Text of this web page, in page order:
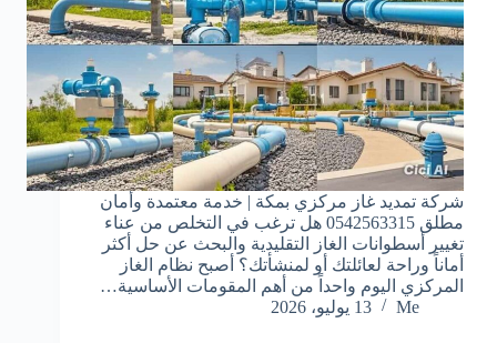
شركة تمديد غاز مركزي بمكة | خدمة معتمدة وأمان
مطلق 0542563315 هل ترغب في التخلص من عناء
تغيير أسطوانات الغاز التقليدية والبحث عن حل أكثر
أماناً وراحة لعائلتك أو لمنشأتك؟ أصبح نظام الغاز
المركزي اليوم واحداً من أهم المقومات الأساسية…
Me
13 يوليو، 2026